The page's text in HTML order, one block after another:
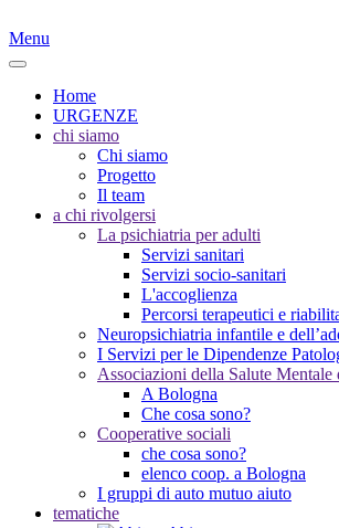
Menu
Home
URGENZE
chi siamo
Chi siamo
Progetto
Il team
a chi rivolgersi
La psichiatria per adulti
Servizi sanitari
Servizi socio-sanitari
L'accoglienza
Percorsi terapeutici e
Neuropsichiatria infantile e
I Servizi per le Dipendenze
Associazioni della Salute Mentale
A Bologna
Che cosa sono?
Cooperative sociali
che cosa sono?
elenco coop. a Bologna
I gruppi di auto mutuo aiuto
tematiche